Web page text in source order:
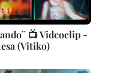
📺 Videoclip -
(Vitiko)